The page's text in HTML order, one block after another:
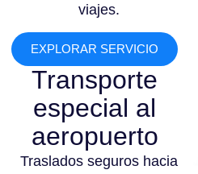
viajes.
EXPLORAR SERVICIO
Transporte
especial al
aeropuerto
Traslados seguros hacia